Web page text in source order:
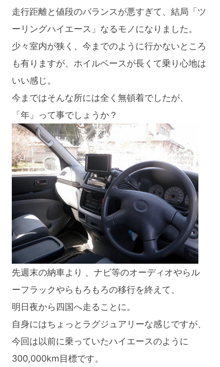
走行距離と値段のバランスが悪すぎて、結局「ツ
ーリングハイエース」なるモノになりました。
少々室内が狭く、今までのように行かないところ
も有りますが、ホイルベースが長くて乗り心地は
いい感じ。
今まではそんな所には全く無頓着でしたが、
「年」って事でしょうか？
先週末の納車より 、ナビ等のオーディオやらル
ーフラックやらもろもろの移行を終えて、
明日夜から四国へ走ることに。
自身にはちょっとラグジュアリーな感じですが、
今回は以前に乗っていたハイエースのように
300,000km目標です。